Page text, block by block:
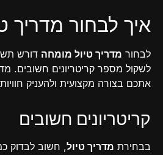
איך לבחור מדריך
לבחור מדריך טיול מומחה דורש
לשקול מספר קריטריונים חשובים.
אתכם בצורה מקצועית ולהעניק
קריטריונים חשובים
בבחירת מדריך טיול, חשוב לבדוק